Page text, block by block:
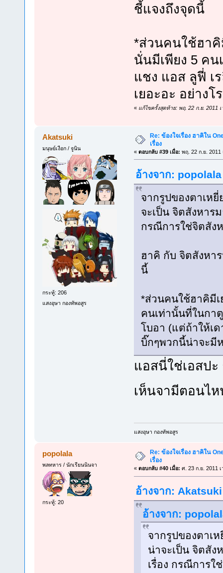
ชี้แจงถึงจุดนี้
*ส่วนคนใช้ฮา
นั่นมีเพียง 5 ค
แชง แอส ลูฟี่ เ
เยอะอะ อย่าง
« แก้ไขครั้งสุดท้าย: พฤ. 22 ก.ย. 2011
Akatsuki
มนุษย์เงือก / จูนิน
กระทู้: 206
แสงอุษา กองทัพอสูร
Re: ข้องใจเรื่อง ฮาคิใน
เรื่อง
« ตอบกลับ #39 เมื่อ: พฤ. 22 ก.ย. 2011
อ้างจาก:
จากรูปของตาเห
จะเป็น จิตสังหาร
กรณีการใช่จิตสัง
ฮาคิ กับ จิตสังหา
นี้
*ส่วนคนใช้ฮาคิมี
คนเท่านั้นที่ในกา
โบอา (แต่ถ้าให้เด
บิ๊กๆพวกนี้น่าจะมี
แอสนี่ใช่เอสปะ
เห็นจามีตอนไ
แสงอุษา กองทัพอสูร
popolala
พลทหาร / นักเรียนนินจา
กระทู้: 20
Re: ข้องใจเรื่อง ฮาคิใน
เรื่อง
« ตอบกลับ #40 เมื่อ: ศ. 23 ก.ย. 2011
อ้างจาก:
อ้างจาก:
จากรูปของตาเ
น่าจะเป็น จิตสัง
เรื่อง กรณีการใ